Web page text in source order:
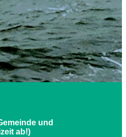
und
ab!)